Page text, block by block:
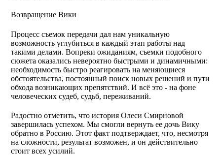
Возвращение Вики
Процесс съемок передачи дал нам уникальную
возможность углубиться в каждый этап работы над
такими делами. Вопреки ожиданиям, съемки подобного
сюжета оказались невероятно быстрыми и динамичными:
необходимость быстро реагировать на меняющиеся
обстоятельства, постоянный поиск новых решений и пути
обхода возникающих препятствий. И всё это - на фоне
человеческих судеб, судьб, переживаний.
Радостно отметить, что история Олеси Смирновой
завершилась успехом. Мы смогли вернуть ее дочь Вику
обратно в Россию. Этот факт подтверждает, что, несмотря
на сложности, результат возможен, и он действительно
стоит всех усилий.